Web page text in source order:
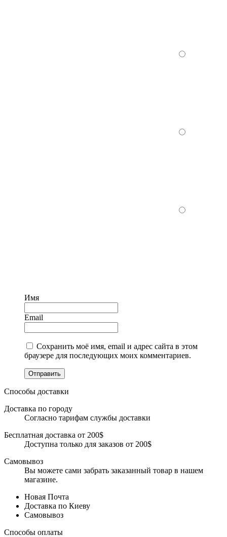
Имя
Email
Сохранить моё имя, email и адрес сайта в этом
браузере для последующих моих комментариев.
Отправить
Способы доставки
Доставка по городу
Согласно тарифам службы доставки
Бесплатная доставка от 200$
Доступна только для заказов от 200$
Самовывоз
Вы можете сами забрать заказанный товар в нашем
магазине.
Новая Почта
Доставка по Киеву
Самовывоз
Способы оплаты